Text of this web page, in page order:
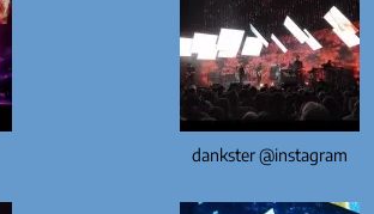
dankster @instagram